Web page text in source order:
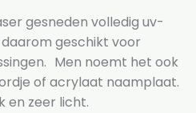
gesneden volledig uv-
geschikt voor
Men noemt het ook
of acrylaat naamplaat.
en zeer licht.